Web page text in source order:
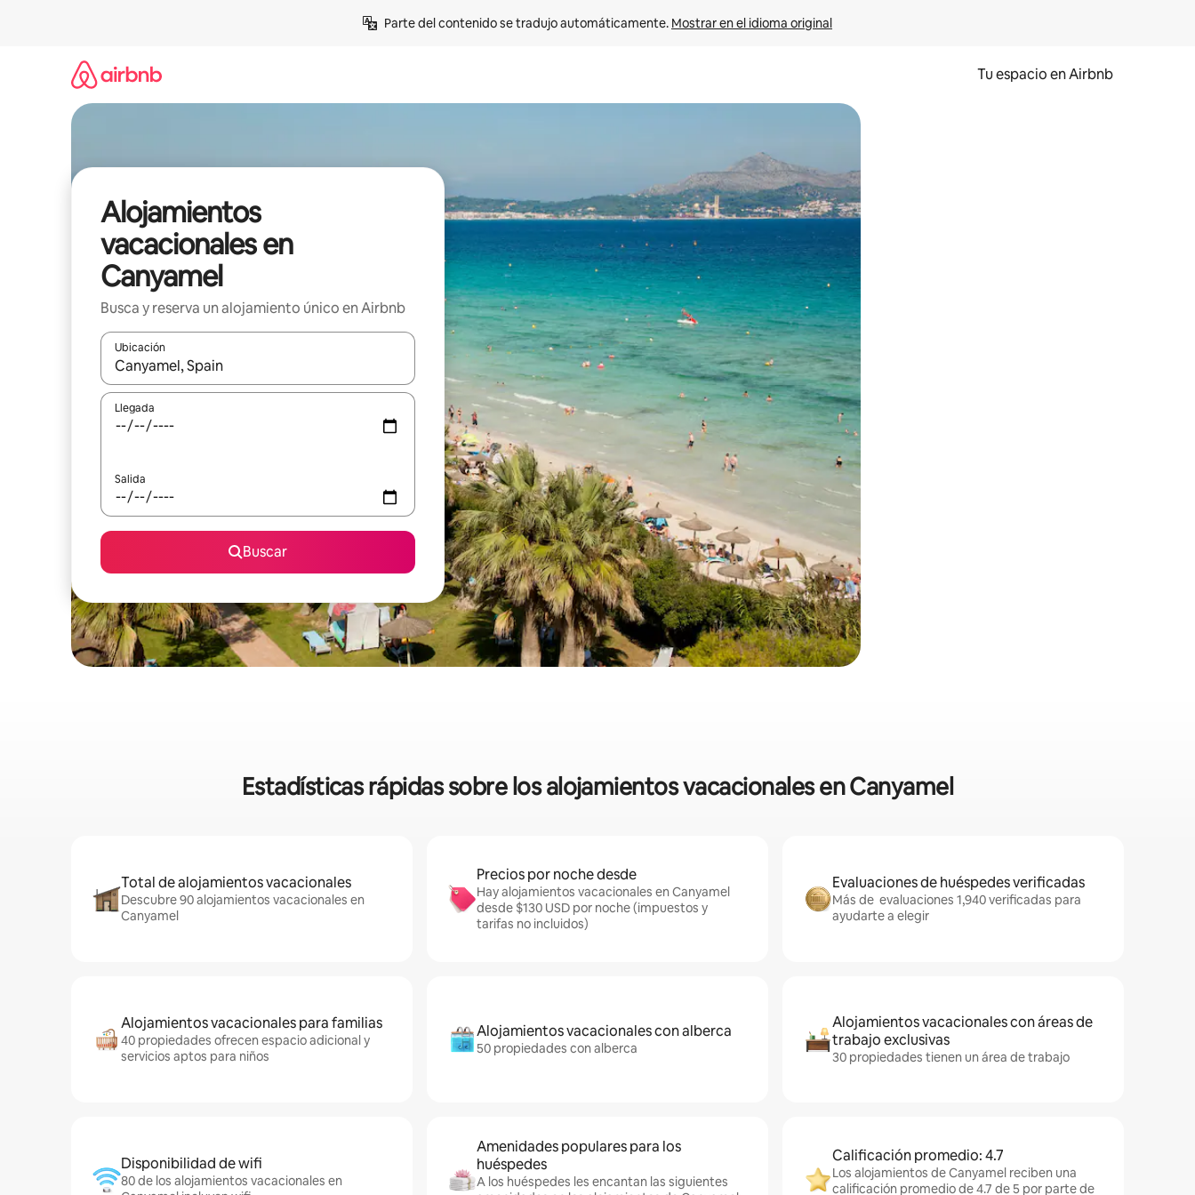
Parte del contenido se tradujo automáticamente. Mostrar en el idioma original
Tu espacio en Airbnb
Alojamientos
vacacionales en
Canyamel
Busca y reserva un alojamiento único en Airbnb
Ubicación
Cuando los resultados estén disponibles, podrás navegar usando las teclas de las flechas hacia arriba y hacia abajo, o bien tocando y deslizando la pantalla.
Llegada
Salida
Buscar
Estadísticas rápidas sobre los alojamientos vacacionales en Canyamel
Total de alojamientos vacacionales
Descubre 90 alojamientos vacacionales en
Canyamel
Precios por noche desde
Hay alojamientos vacacionales en Canyamel
desde $130 USD por noche (impuestos y
tarifas no incluidos)
Evaluaciones de huéspedes verificadas
Más de evaluaciones 1,940 verificadas para
ayudarte a elegir
Alojamientos vacacionales para familias
40 propiedades ofrecen espacio adicional y
servicios aptos para niños
Alojamientos vacacionales con alberca
50 propiedades con alberca
Alojamientos vacacionales con áreas de
trabajo exclusivas
30 propiedades tienen un área de trabajo
Disponibilidad de wifi
80 de los alojamientos vacacionales en
Amenidades populares para los
huéspedes
A los huéspedes les encantan las siguientes
Calificación promedio: 4.7
Los alojamientos de Canyamel reciben una
calificación promedio de 4.7 de 5 por parte de